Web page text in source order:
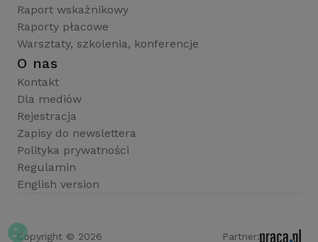
Raport wskaźnikowy
Raporty płacowe
Warsztaty, szkolenia, konferencje
O nas
Kontakt
Dla mediów
Rejestracja
Zapisy do newslettera
Polityka prywatności
Regulamin
English version
Copyright © 2026 Partner: